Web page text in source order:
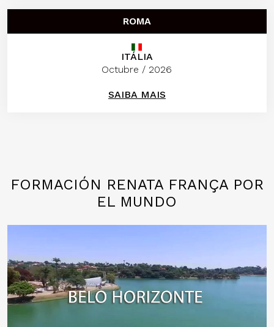
ROMA
ITÁLIA
Octubre / 2026
SAIBA MAIS
FORMACIÓN RENATA FRANÇA POR
EL MUNDO